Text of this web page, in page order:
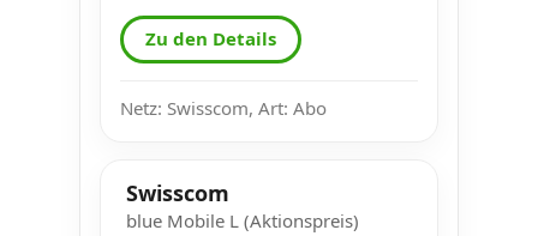
Zu den Details
Netz: Swisscom, Art: Abo
Swisscom
blue Mobile L (Aktionspreis)